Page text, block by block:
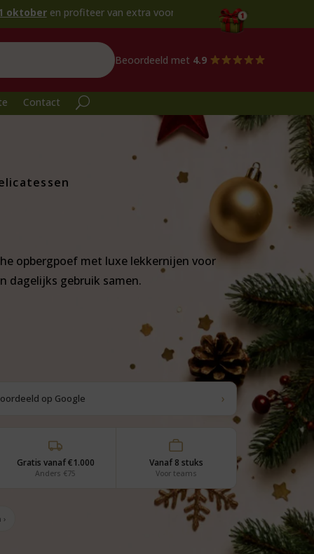
van extra voordeel!
Beoordeeld met 4.9
Contact
opbergpoef met luxe lekkernijen voor
dagelijks gebruik samen.
op Google ›
Gratis vanaf €1.000
Anders €75
Vanaf 8 stuks
Voor teams